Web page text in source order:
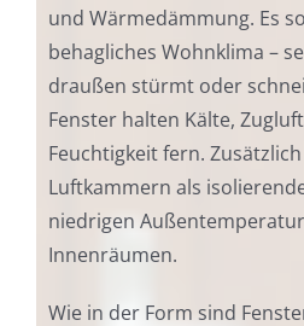
und Wärmedämmung. Es
behagliches Wohnklima –
draußen stürmt oder
Fenster halten Kälte,
Feuchtigkeit fern.
Luftkammern als
niedrigen
Innenräumen.
Wie in der Form sind